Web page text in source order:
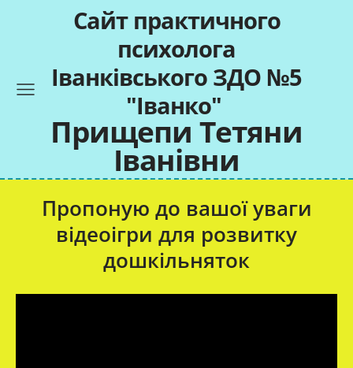
Cайт практичного
психолога
Іванківського ЗДО №5
"Іванко"
Прищепи Тетяни
Іванівни
Пропоную до вашої уваги
відеоігри для розвитку
дошкільняток